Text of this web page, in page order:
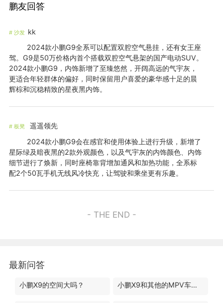
鹏友回答
# 沙发 kk
2024款小鹏G9全系可以配置双腔空气悬挂，还有女王座
驾。G9是50万价格内首个搭载双腔空气悬架的国产电动SUV。
2024款小鹏G9，内饰新增了至臻悠然，开阔高远的气宇灰，
更适合年轻群体的偏好，同时保留用户喜爱的豪华感十足的晨
辉棕和沉稳精致的星夜黑内饰。
# 板凳
遥遥领先
2024款小鹏G9会在感官和使用体验上进行升级，新增了
星际绿及暗夜黑的2款外观颜色，以及气宇灰的内饰颜色、内饰
细节进行了焕新，同时座椅靠背增加通风和加热功能，全系标
配2个50瓦手机无线风冷快充，让驾驶和乘坐更有乐趣。
- THE END -
最新问答
小鹏X9的空间大吗？ 小鹏X9和其他的MPV车型有什么区别？